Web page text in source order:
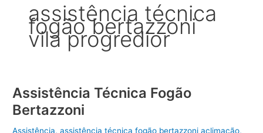
assistência técnica
fogão bertazzoni
vila progredior
Assistência Técnica Fogão
Bertazzoni
Assistência,assistência técnica fogão bertazzoni aclimação,